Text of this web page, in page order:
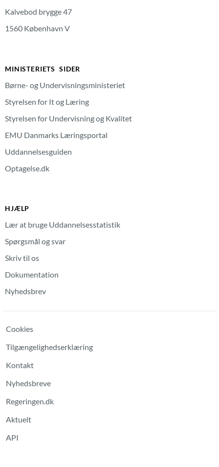
Kalvebod brygge 47
1560 København V
MINISTERIETS SIDER
Børne- og Undervisningsministeriet
Styrelsen for It og Læring
Styrelsen for Undervisning og Kvalitet
EMU Danmarks Læringsportal
Uddannelsesguiden
Optagelse.dk
HJÆLP
Lær at bruge Uddannelsesstatistik
Spørgsmål og svar
Skriv til os
Dokumentation
Nyhedsbrev
Cookies
Tilgængelighedserklæring
Kontakt
Nyhedsbreve
Regeringen.dk
Aktuelt
API